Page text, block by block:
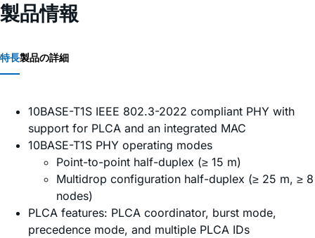
製品情報
特長製品の詳細
10BASE-T1S IEEE 802.3-2022 compliant PHY with
support for PLCA and an integrated MAC
10BASE-T1S PHY operating modes
Point-to-point half-duplex (≥ 15 m)
Multidrop configuration half-duplex (≥ 25 m, ≥ 8
nodes)
PLCA features: PLCA coordinator, burst mode,
precedence mode, and multiple PLCA IDs